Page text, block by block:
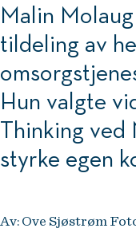
Malin
tildeling av
Hun valgte
Thinking ved
styrke egen
Av: Ove Sjøstrøm